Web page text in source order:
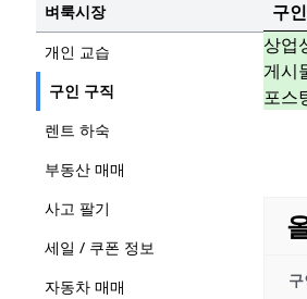
벼룩시장
개인 교습
구인 구직
렌트 하숙
부동산 매매
사고 팔기
세일 / 쿠폰 정보
자동차 매매
구
상업
게시
포스